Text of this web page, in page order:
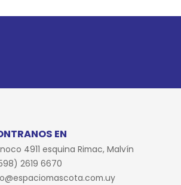
EN
4911 esquina Rimac, Malvín
2619 6670